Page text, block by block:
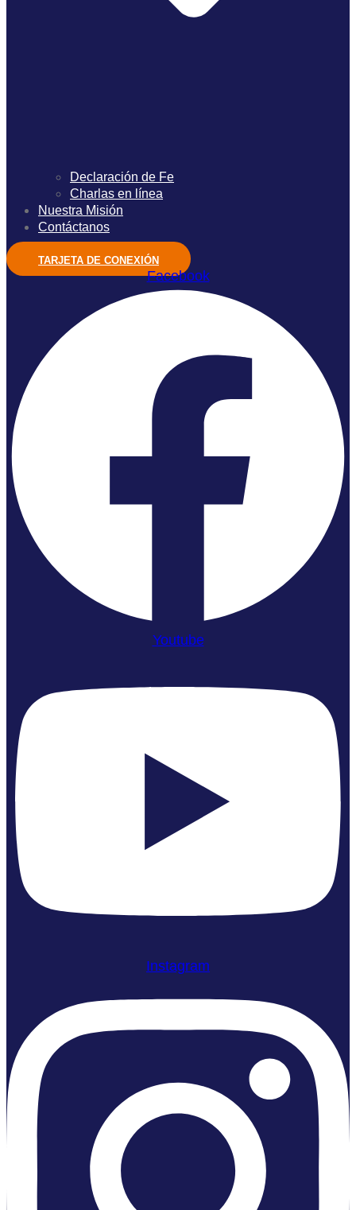
Declaración de Fe
Charlas en línea
Nuestra Misión
Contáctanos
TARJETA DE CONEXIÓN
Facebook
Youtube
Instagram